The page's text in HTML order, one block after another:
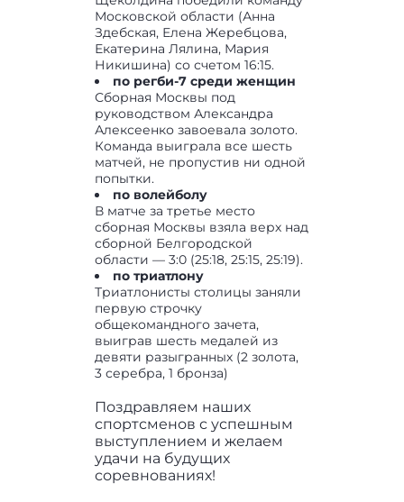
Московской области (Анна
Здебская, Елена Жеребцова,
Екатерина Лялина, Мария
Никишина) со счетом 16:15.
по регби-7 среди женщин
Сборная Москвы под
руководством Александра
Алексеенко завоевала золото.
Команда выиграла все шесть
матчей, не пропустив ни одной
попытки.
по волейболу
В матче за третье место
сборная Москвы взяла верх над
сборной Белгородской
области — 3:0 (25:18, 25:15, 25:19).
по триатлону
Триатлонисты столицы заняли
первую строчку
общекомандного зачета,
выиграв шесть медалей из
девяти разыгранных (2 золота,
3 серебра, 1 бронза)
Поздравляем наших
спортсменов с успешным
выступлением и желаем
удачи на будущих
соревнованиях!